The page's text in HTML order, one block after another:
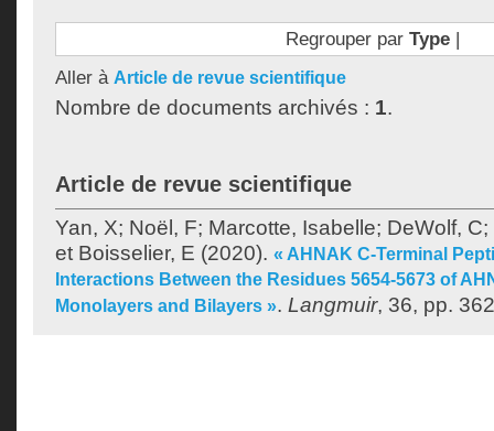
Regrouper par Type|
Aller à Article de revue scientifique
Nombre de documents archivés : 1.
Article de revue scientifique
Yan, X; Noël, F; Marcotte, Isabelle; DeWolf, C;
et Boisselier, E (2020). « AHNAK C-Terminal
Interactions Between the Residues 5654-5673 of
Monolayers and Bilayers ». Langmuir, 36, pp.